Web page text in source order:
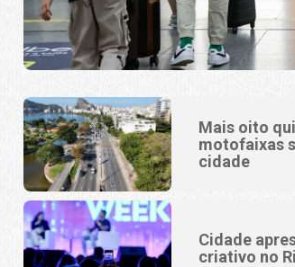
Mais oito
motofaixas
cidade
Cidade
criativo no